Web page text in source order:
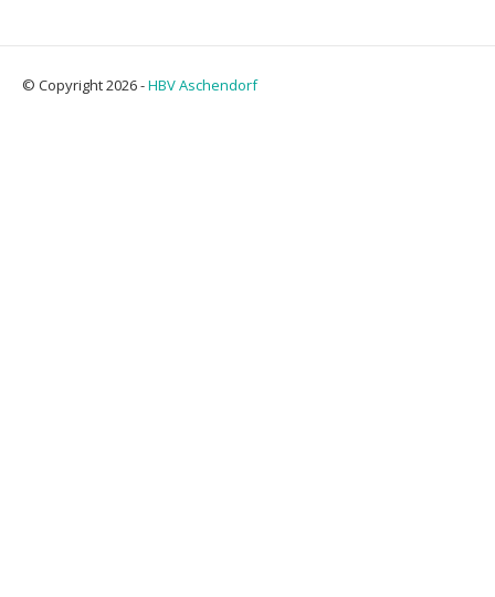
© Copyright 2026 -HBV Aschendorf